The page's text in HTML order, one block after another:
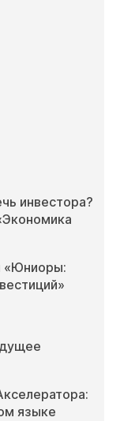
инвестора?
«Юниоры:
языке